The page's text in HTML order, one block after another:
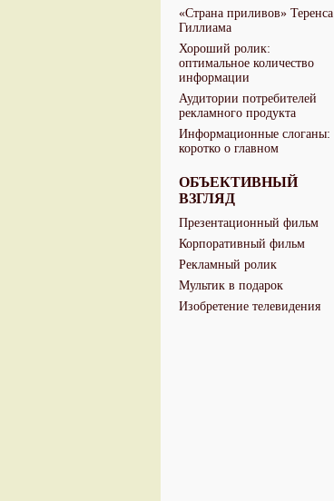
«Страна приливов» Теренса
Гиллиама
Хороший ролик:
оптимальное количество
информации
Аудитории потребителей
рекламного продукта
Информационные слоганы:
коротко о главном
ОБЪЕКТИВНЫЙ
ВЗГЛЯД
Презентационный фильм
Корпоративный фильм
Рекламный ролик
Мультик в подарок
Изобретение телевидения